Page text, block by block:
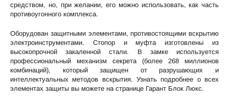
средством, но, при желании, его можно использовать, как часть
противоугонного комплекса.
Оборудован защитными элементами, противостоящими вскрытию
электроинструментами. Стопор и муфта изготовлены из
высокопрочной закаленной стали. В замке используется
профессиональный механизм секрета (более 268 миллионов
комбинаций), который защищен от разрушающих и
интеллектуальных методов вскрытия. Узнать подробнее о всех
элементах защиты вы можете на странице Гарант Блок Люкс.